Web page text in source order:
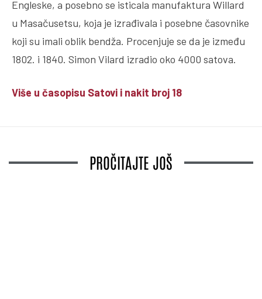
Engleske, a posebno se isticala manufaktura Willard
u Masačusetsu, koja je izrađivala i posebne časovnike
koji su imali oblik bendža. Procenjuje se da je između
1802. i 1840. Simon Vilard izradio oko 4000 satova.
Više u časopisu Satovi i nakit broj 18
PROČITAJTE JOŠ